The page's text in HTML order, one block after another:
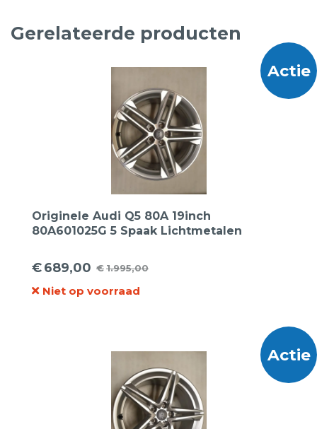
Gerelateerde producten
Actie
Originele Audi Q5 80A 19inch
80A601025G 5 Spaak Lichtmetalen
€1.995,00
Oorspronkelijke
prijs
€689,00
Huidige
prijs
Niet op voorraad
Actie